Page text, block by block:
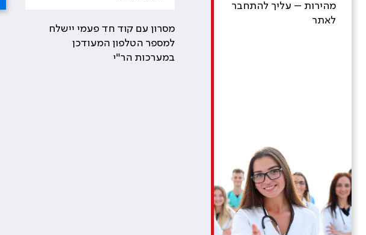
מהירות – עליך להתחבר
לאתר
מסרון עם קוד חד פעמי יישלח
למספר הטלפון המעודכן
במערכות הר"י